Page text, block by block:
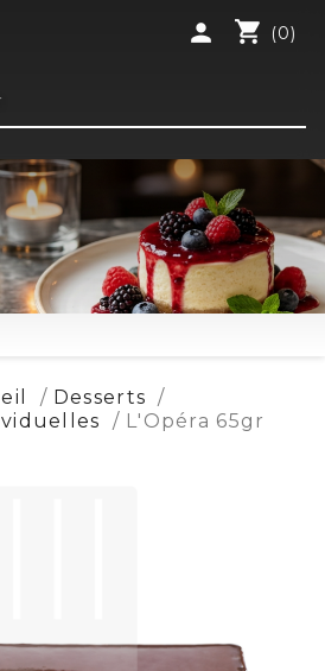
shopping_cart (0)
person
Desserts
L'Opéra 65gr